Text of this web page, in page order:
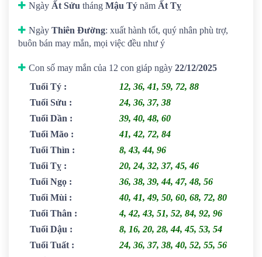
Ngày Ất Sửu tháng Mậu Tý năm Ất Tỵ
Ngày Thiên Đường: xuất hành tốt, quý nhân phù trợ,
buôn bán may mắn, mọi việc đều như ý
Con số may mắn của 12 con giáp ngày 22/12/2025
Tuổi Tý :
12, 36, 41, 59, 72, 88
Tuổi Sửu :
24, 36, 37, 38
Tuổi Dần :
39, 40, 48, 60
Tuổi Mão :
41, 42, 72, 84
Tuổi Thìn :
8, 43, 44, 96
Tuổi Tỵ :
20, 24, 32, 37, 45, 46
Tuổi Ngọ :
36, 38, 39, 44, 47, 48, 56
Tuổi Mùi :
40, 41, 49, 50, 60, 68, 72, 80
Tuổi Thân :
4, 42, 43, 51, 52, 84, 92, 96
Tuổi Dậu :
8, 16, 20, 28, 44, 45, 53, 54
Tuổi Tuất :
24, 36, 37, 38, 40, 52, 55, 56